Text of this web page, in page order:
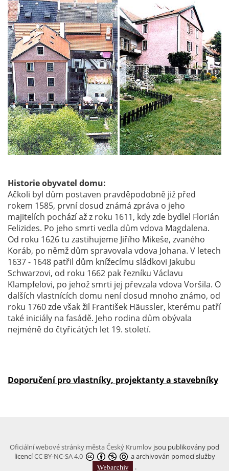
Historie obyvatel domu:
Ačkoli byl dům postaven pravděpodobně již před
rokem 1585, první dosud známá zpráva o jeho
majitelích pochází až z roku 1611, kdy zde bydlel Florián
Felizides. Po jeho smrti vedla dům vdova Magdalena.
Od roku 1626 tu zastihujeme Jiřího Mikeše, zvaného
Koráb, po němž dům spravovala vdova Johana. V letech
1637 - 1648 patřil dům knížecímu sládkovi Jakubu
Schwarzovi, od roku 1662 pak řezníku Václavu
Klampfelovi, po jehož smrti jej převzala vdova Voršila. O
dalších vlastnících domu není dosud mnoho známo, od
roku 1760 zde však žil František Häussler, kterému patří
také iniciály na fasádě. Jeho rodina dům obývala
nejméně do čtyřicátých let 19. století.
Doporučení pro vlastníky, projektanty a stavebníky
Oficiální webové stránky města Český Krumlov jsou publikovány pod
licencíCC BY-NC-SA 4.0
a archivován pomocí služby
.